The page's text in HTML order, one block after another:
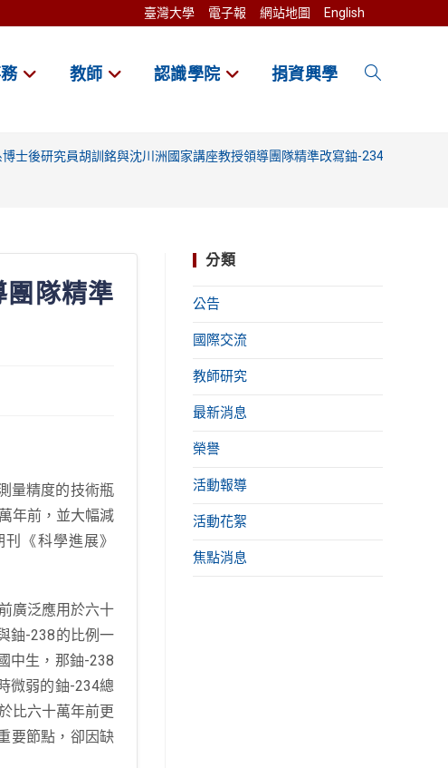
臺灣大學 電子報 網站地圖 English
教師 認識學院 捐資興學 Toggle
士後研究員胡訓銘與沈川洲國家講座教授領導團隊精準改寫鈾-234半衰期 開
隊精準
量精度的技術瓶
年前，並大幅減
《科學進展》
廣泛應用於六十
鈾-238的比例一
中生，那鈾-238
微弱的鈾-234總
比六十萬年前更
要節點，卻因缺
分類
公告
國際交流
教師研究
最新消息
榮譽
活動報導
活動花絮
焦點消息